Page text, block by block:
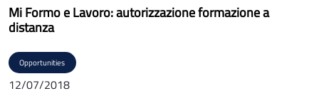
Mi Formo e Lavoro: autorizzazione formazione a
distanza
Opportunities
12/07/2018